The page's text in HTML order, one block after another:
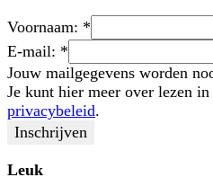
Voornaam: *
E-mail: *
Jouw mailgegevens worden
Je kunt hier meer over lezen in
privacybeleid.
Leuk